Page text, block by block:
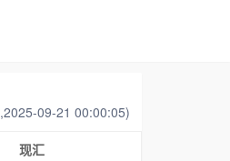
09-21 00:00:05)
现汇